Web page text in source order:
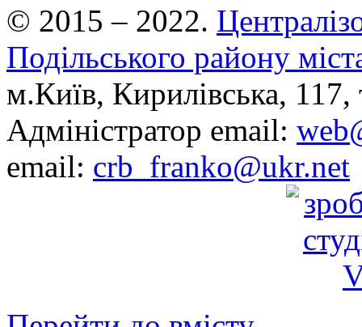
© 2015 – 2022.
Подільського району
м.Київ, Кирилівська,
Адміністратор email:
email: crb_franko@ukr.net